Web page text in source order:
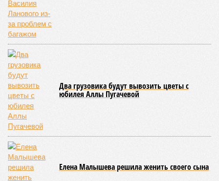
этом из кураторов стройки не задается вопросом: как эти
сроки должны материализоваться? На строительной
площадке, по свидетельствам дольщиков, регулярно
бывающих у забора, какая-либо техника отсутствует. Ни
бетононасосов, ни работающих кранов, ни признаков
мобилизации подрядчиков. При том, что до «декабря 2026»
осталось менее полугода.
Если в «Сказочном лесу» техзаказчик публично
отчитывался о поэтапной готовности – 90%, затем 97%, с
конкретными инженерными работами (усиление
монолитных конструкций, устранение проектных ошибок) –
то по «Станции Л» подобной публичной отчётности
дольщики не видят. Ни Capital Group, ни кураторы
строительства не подтверждают ни соблюдения графика
строительства, ни объёма фактически выполненных работ.